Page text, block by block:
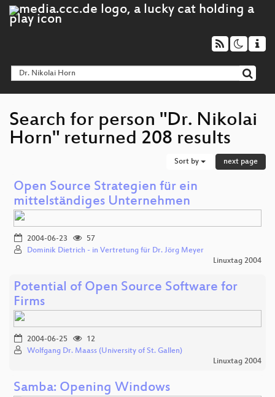
Search for person "Dr. Nikolai
Horn" returned 208 results
Sort by next page
Open Source Strategien für ein
mittelständiges Unternehmen
2004-06-23
57
Dominik Dietrich - in Vertretung für Dr. Jörg Meyer
Linuxtag 2004
Potential of Open Source Software for
Firms
2004-06-25
12
Wolfgang Dr. Maass (University of St. Gallen)
Linuxtag 2004
Samba: Opening Windows